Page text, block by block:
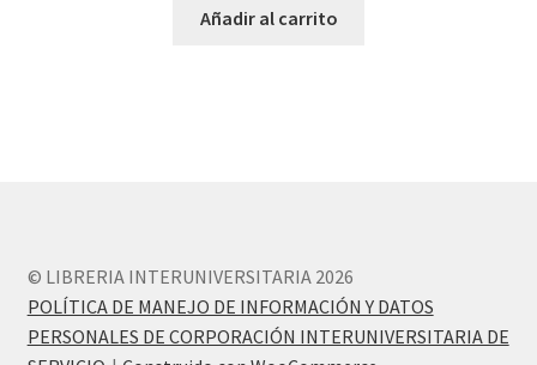
Añadir al carrito
© LIBRERIA INTERUNIVERSITARIA 2026
POLÍTICA DE MANEJO DE INFORMACIÓN Y DATOS
PERSONALES DE CORPORACIÓN INTERUNIVERSITARIA DE